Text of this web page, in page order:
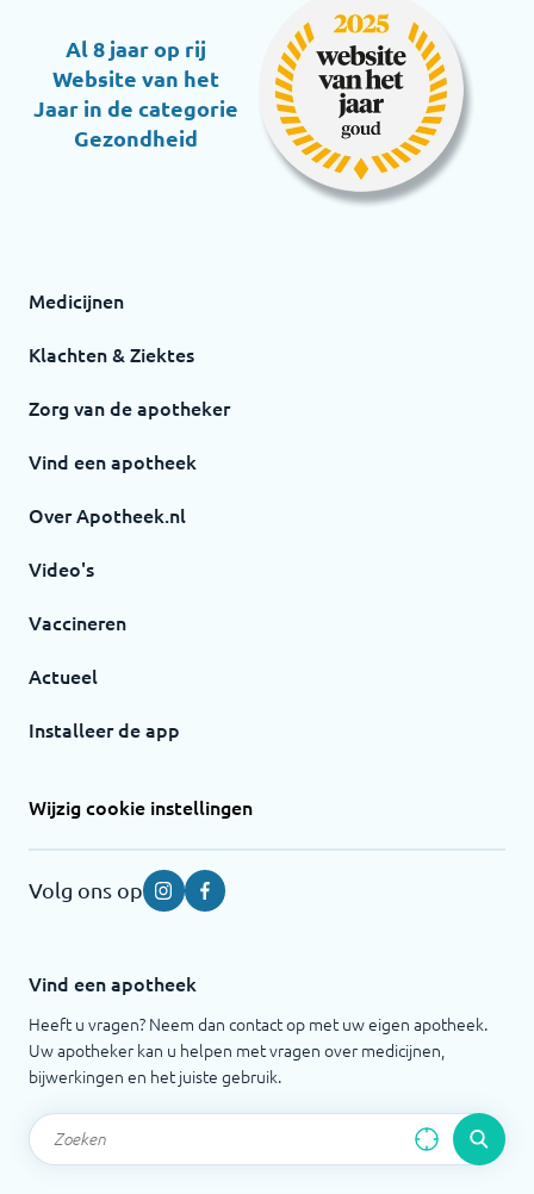
Al 8 jaar op rij
Website van het
Jaar in de categorie
Gezondheid
Medicijnen
Klachten & Ziektes
Zorg van de apotheker
Vind een apotheek
Over Apotheek.nl
Video's
Vaccineren
Actueel
Installeer de app
Wijzig cookie instellingen
Volg ons op InstagramFacebook
Vind een apotheek
Heeft u vragen? Neem dan contact op met uw eigen apotheek.
Uw apotheker kan u helpen met vragen over medicijnen,
bijwerkingen en het juiste gebruik.